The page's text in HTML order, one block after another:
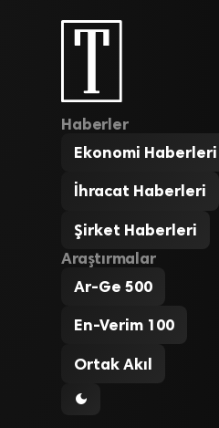
Haberler
Ekonomi Haberleri
İhracat Haberleri
Şirket Haberleri
Araştırmalar
Ar-Ge 500
En-Verim 100
Ortak Akıl